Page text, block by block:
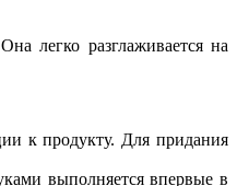
легко разглаживается на
к продукту. Для придания
выполняется впервые в